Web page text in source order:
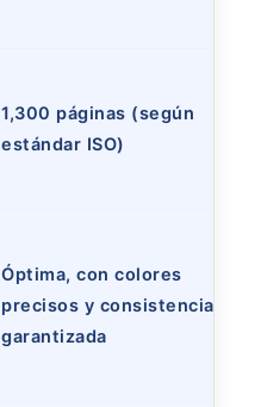
1,300 páginas (según
estándar ISO)
Óptima, con colores
precisos y consistencia
garantizada